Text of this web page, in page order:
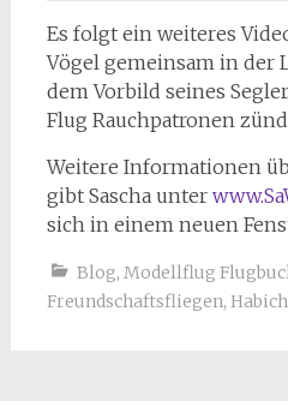
Es folgt ein weiteres
Vögel gemeinsam in der
dem Vorbild seines
Flug Rauchpatronen
Weitere Informationen
gibt Sascha unter
sich in einem neuen
Blog, Modellflug
Freundschaftsfliegen,